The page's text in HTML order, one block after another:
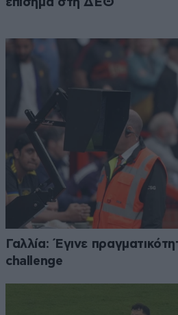
Γαλλία: Έγινε
challenge